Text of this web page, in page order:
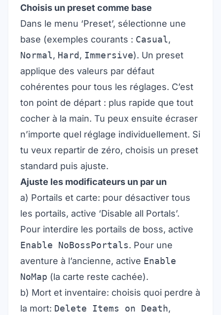
Choisis un preset comme base
Dans le menu ‘Preset’, sélectionne une
base (exemples courants : Casual,
Normal, Hard, Immersive). Un preset
applique des valeurs par défaut
cohérentes pour tous les réglages. C’est
ton point de départ : plus rapide que tout
cocher à la main. Tu peux ensuite écraser
n’importe quel réglage individuellement. Si
tu veux repartir de zéro, choisis un preset
standard puis ajuste.
Ajuste les modificateurs un par un
a) Portails et carte: pour désactiver tous
les portails, active ‘Disable all Portals’.
Pour interdire les portails de boss, active
Enable NoBossPortals. Pour une
aventure à l’ancienne, active Enable
NoMap (la carte reste cachée).
b) Mort et inventaire: choisis quoi perdre à
la mort: Delete Items on Death,